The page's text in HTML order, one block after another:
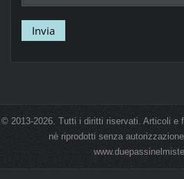
© 2013-2026. Tutti i diritti riservati. Articoli e
nè riprodotti senza